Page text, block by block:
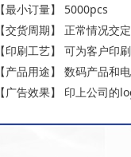
【最小订量】 5000pcs
【交货周期】 正常情况交
【印刷工艺】 可为客户印
【产品用途】 数码产品和
【广告效果】 印上公司的